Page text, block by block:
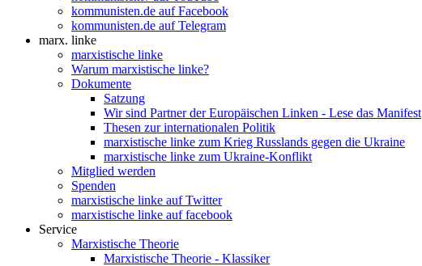
kommunisten.de auf Facebook
kommunisten.de auf Telegram
marx. linke
marxistische linke
Warum marxistische linke?
Dokumente
Satzung
Wir sind Partner der Europäischen Linken - Lese das Manifest
Thesen zur internationalen Politik
marxistische linke zum Krieg Russlands gegen die Ukraine
marxistische linke zum Ukraine-Konflikt
Mitglied werden
Spenden
marxistische linke auf Twitter
marxistische linke auf facebook
Service
Marxistische Theorie
Marxistische Theorie - Klassiker